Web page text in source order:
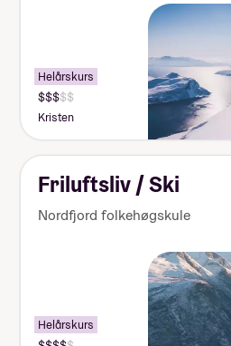
Helårskurs
Kristen
Friluftsliv / Ski
Nordfjord folkehøgskule
Helårskurs